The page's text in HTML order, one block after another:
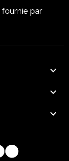
fournie par


